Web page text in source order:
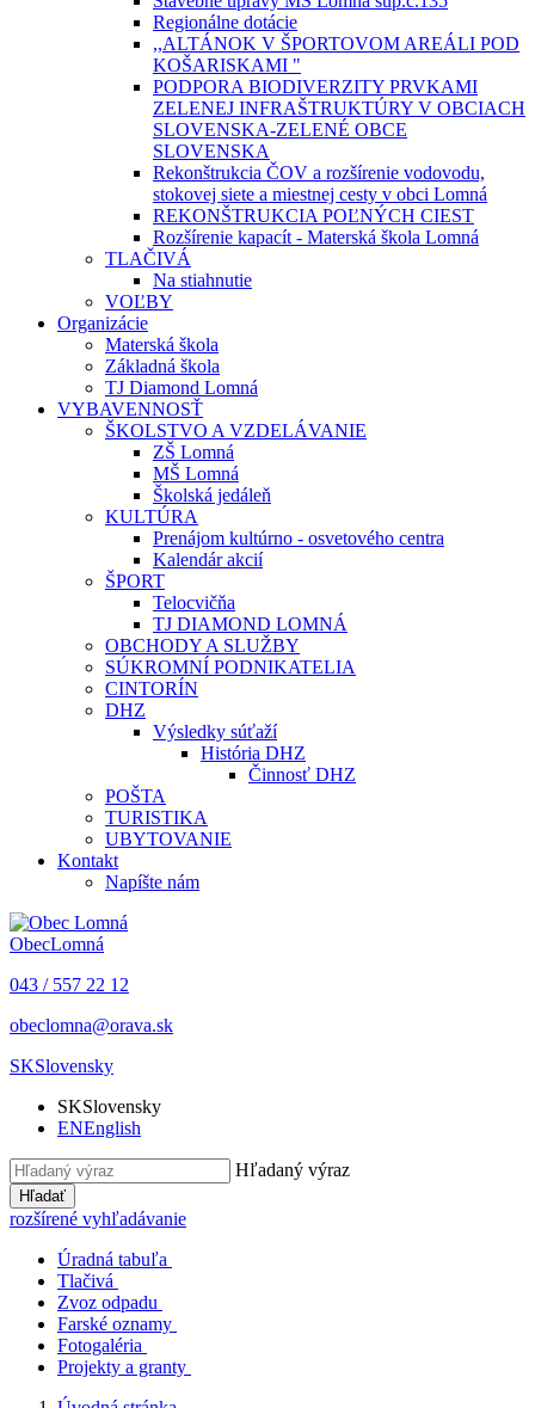
Regionálne dotácie
,,ALTÁNOK V ŠPORTOVOM AREÁLI POD
KOŠARISKAMI "
PODPORA BIODIVERZITY PRVKAMI
ZELENEJ INFRAŠTRUKTÚRY V OBCIACH
SLOVENSKA-ZELENÉ OBCE
SLOVENSKA
Rekonštrukcia ČOV a rozšírenie vodovodu,
stokovej siete a miestnej cesty v obci Lomná
REKONŠTRUKCIA POĽNÝCH CIEST
Rozšírenie kapacít - Materská škola Lomná
TLAČIVÁ
Na stiahnutie
VOĽBY
Organizácie
Materská škola
Základná škola
TJ Diamond Lomná
VYBAVENNOSŤ
ŠKOLSTVO A VZDELÁVANIE
ZŠ Lomná
MŠ Lomná
Školská jedáleň
KULTÚRA
Prenájom kultúrno - osvetového centra
Kalendár akcií
ŠPORT
Telocvičňa
TJ DIAMOND LOMNÁ
OBCHODY A SLUŽBY
SÚKROMNÍ PODNIKATELIA
CINTORÍN
DHZ
Výsledky súťaží
História DHZ
Činnosť DHZ
POŠTA
TURISTIKA
UBYTOVANIE
Kontakt
Napíšte nám
ObecLomná
043 / 557 22 12
obeclomna@orava.sk
SKSlovensky
SKSlovensky
ENEnglish
Hľadaný výraz
Hľadať
rozšírené vyhľadávanie
Úradná tabuľa
Tlačivá
Zvoz odpadu
Farské oznamy
Fotogaléria
Projekty a granty